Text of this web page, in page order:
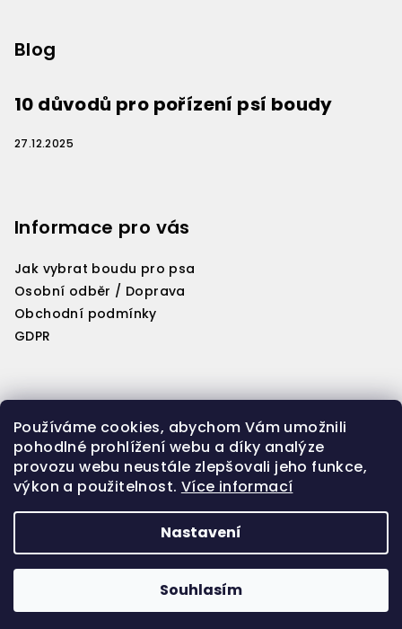
Používáme cookies, abychom Vám umožnili
pohodlné prohlížení webu a díky analýze
provozu webu neustále zlepšovali jeho funkce,
výkon a použitelnost. Více informací
Nastavení
Souhlasím
r
Blog
10 důvodů pro pořízení psí boudy
27.12.2025
Informace pro vás
Jak vybrat boudu pro psa
Osobní odběr / Doprava
Obchodní podmínky
GDPR
Kontakt
info
woriginal.cz
606 651 645
Copyright 2026
. Všechna práva vyhrazena.
Vytvořil Shoptet